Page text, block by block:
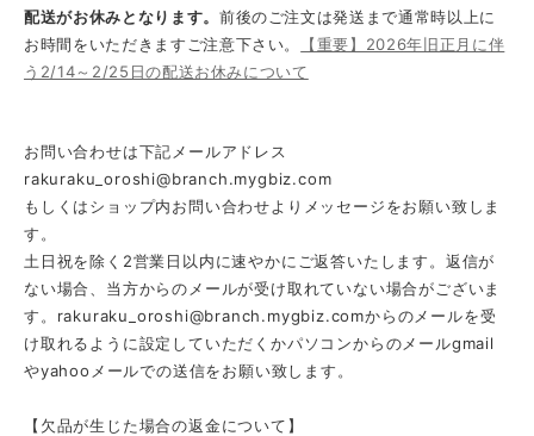
配送がお休みとなります。 前後のご注文は発送まで通常時以上に
お時間をいただきますご注意下さい。
【重要】2026年旧正月に伴
う2/14～2/25日の配送お休みについて
お問い合わせは下記メールアドレス
rakuraku_oroshi@branch.mygbiz.com
もしくはショップ内お問い合わせよりメッセージをお願い致しま
す。
土日祝を除く2営業日以内に速やかにご返答いたします。返信が
ない場合、当方からのメールが受け取れていない場合がございま
す。 rakuraku_oroshi@branch.mygbiz.comからのメールを受
け取れるように設定していただくかパソコンからのメールgmail
やyahooメールでの送信をお願い致します。
【欠品が生じた場合の返金について】